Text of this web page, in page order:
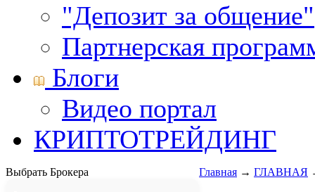
"Депозит за общение"
Партнерская
Блоги
Видео портал
КРИПТОТРЕЙДИНГ
Выбрать Брокера Главная → ГЛАВНАЯ